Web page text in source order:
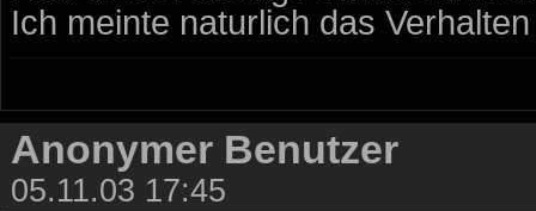
Ich meinte naturlich das
Anonymer Benutzer
05.11.03 17:45